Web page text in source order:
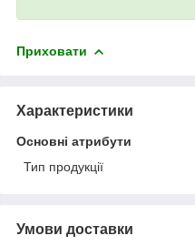
Приховати
Характеристики
Основні атрибути
Тип продукції
Умови доставки